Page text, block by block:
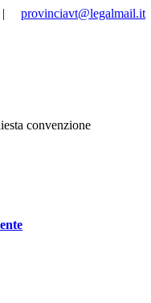
| provinciavt@legalmail.it
convenzione